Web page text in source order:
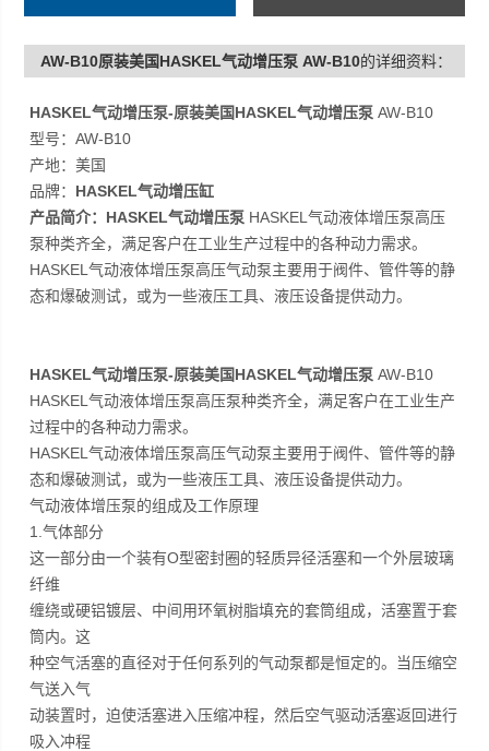
AW-B10原装美国HASKEL气动增压泵 AW-B10的详细资料：
HASKEL气动增压泵-原装美国HASKEL气动增压泵AW-B10
型号：AW-B10
产地：美国
品牌： HASKEL气动增压缸
产品简介： HASKEL气动增压泵 HASKEL气动液体增压泵高压
泵种类齐全，满足客户在工业生产过程中的各种动力需求。
HASKEL气动液体增压泵高压气动泵主要用于阀件、管件等的静
态和爆破测试，或为一些液压工具、液压设备提供动力。
HASKEL气动增压泵-原装美国HASKEL气动增压泵AW-B10
HASKEL气动液体增压泵高压泵种类齐全，满足客户在工业生产
过程中的各种动力需求。
HASKEL气动液体增压泵高压气动泵主要用于阀件、管件等的静
态和爆破测试，或为一些液压工具、液压设备提供动力。
气动液体增压泵的组成及工作原理
1.气体部分
这一部分由一个装有O型密封圈的轻质异径活塞和一个外层玻璃
纤维
缠绕或硬铝镀层、中间用环氧树脂填充的套筒组成，活塞置于套
筒内。这
种空气活塞的直径对于任何系列的气动泵都是恒定的。当压缩空
气送入气
动装置时，迫使活塞进入压缩冲程，然后空气驱动活塞返回进行
吸入冲程